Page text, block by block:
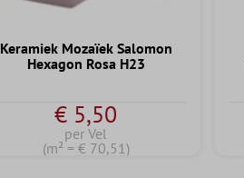
Keramiek Mozaïek Salomon
Hexagon Rosa H23
€ 5,50
per Vel
(m² = € 70,51)